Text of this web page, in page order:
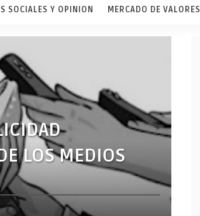
SOCIALES Y OPINION MERCADO DE VALORES
LOS MEDIOS